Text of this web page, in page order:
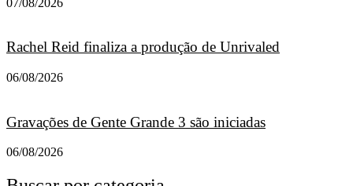
Rachel Reid finaliza a produção de Unrivaled
06/08/2026
Gravações de Gente Grande 3 são iniciadas
06/08/2026